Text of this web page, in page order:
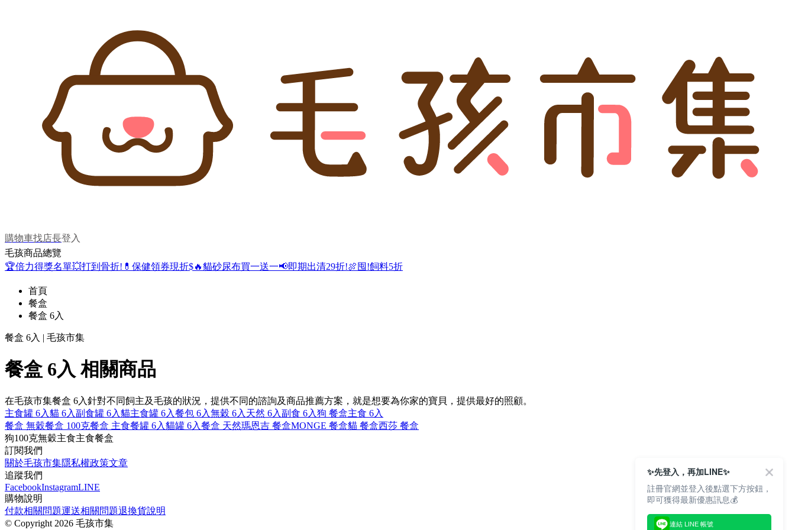
購物車找店長登入
毛孩商品總覽
🏆倍力得獎名單💥打到骨折! 💊保健領券現折$🔥貓砂尿布買一送一📢即期出清29折!🍖囤!飼料5折
首頁
餐盒
餐盒 6入
餐盒 6入 | 毛孩市集
餐盒 6入 相關商品
在毛孩市集餐盒 6入針對不同飼主及毛孩的狀況，提供不同的諮詢及商品推薦方案，就是想要為你家的寶貝，提供最好的照顧。
主食罐 6入貓 6入副食罐 6入貓主食罐 6入餐包 6入無穀 6入天然 6入副食 6入狗 餐盒主食 6入
餐盒 無穀餐盒 100克餐盒 主食餐罐 6入貓罐 6入餐盒 天然瑪恩吉 餐盒MONGE 餐盒貓 餐盒西莎 餐盒
狗100克無穀主食主食餐盒
訂閱我們
關於毛孩市集隱私權政策文章
追蹤我們
FacebookInstagramLINE
購物說明
付款相關問題運送相關問題退換貨說明
© Copyright 2026 毛孩市集
✨先登入，再加LINE✨
註冊官網並登入後點選下方按鈕，
即可獲得最新優惠訊息💰
連結 LINE 帳號